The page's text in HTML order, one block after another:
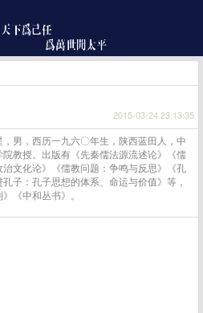
2015-03-24 23:13:35
男，西历一九六〇年生，陕西蓝田人，中
院教授。出版有《先秦儒法源流述论》《儒
文化论》《儒教问题：争鸣与反思》《孔
子：孔子思想的体系、命运与价值》等，
《中和丛书》。